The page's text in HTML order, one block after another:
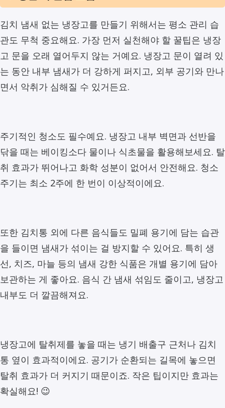
김치 냄새 없는 냉장고를 만들기 위해서는 평소 관리 습
관도 무척 중요해요. 가장 먼저 실천해야 할 꿀팁은 냉장
고 문을 오래 열어두지 않는 거예요. 냉장고 문이 열려 있
는 동안 내부 냄새가 더 강하게 퍼지고, 외부 공기와 만나
면서 악취가 심해질 수 있거든요.
주기적인 청소도 필수예요. 냉장고 내부 벽면과 선반을
닦을 때는 베이킹소다 물이나 식초물을 활용해보세요. 탈
취 효과가 뛰어나고 화학 성분이 없어서 안전해요. 청소
주기는 최소 2주에 한 번이 이상적이에요.
또한 김치통 외에 다른 음식들도 밀폐 용기에 담는 습관
을 들이면 냄새가 섞이는 걸 방지할 수 있어요. 특히 생
선, 치즈, 마늘 등의 냄새 강한 식품은 개별 용기에 담아
보관하는 게 좋아요. 음식 간 냄새 섞임도 줄이고, 냉장고
내부도 더 깔끔해져요.
냉장고에 탈취제를 놓을 때는 냉기 배출구 근처나 김치
통 옆이 효과적이에요. 공기가 순환되는 길목에 놓으면
탈취 효과가 더 커지기 때문이죠. 작은 팁이지만 효과는
확실해요! 😉